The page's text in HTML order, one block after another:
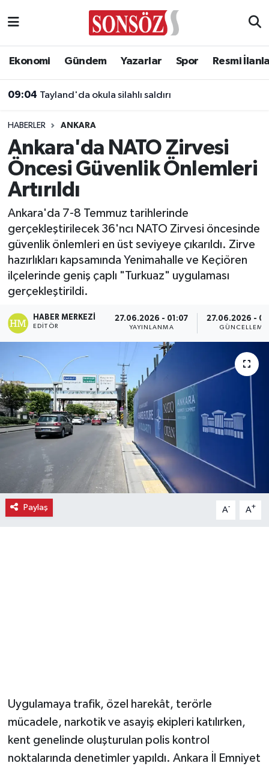
Ekonomi Gündem Yazarlar Spor Resmi
09:04 Tayland'da okula silahlı saldırı
HABERLER ANKARA
Ankara'da NATO Zirvesi
Öncesi Güvenlik Önlemleri
Artırıldı
Ankara'da 7-8 Temmuz tarihlerinde
gerçekleştirilecek 36'ncı NATO Zirvesi öncesinde
güvenlik önlemleri en üst seviyeye çıkarıldı. Zirve
hazırlıkları kapsamında Yenimahalle ve Keçiören
ilçelerinde geniş çaplı "Turkuaz" uygulaması
gerçekleştirildi.
HABER MERKEZI
EDITÖR
27.06.2026 - 01:07
YAYINLANMA
27.06.2026 -
GÜNCELLEME
Paylaş A- A+
Uygulamaya trafik, özel harekât, terörle
mücadele, narkotik ve asayiş ekipleri katılırken,
kent genelinde oluşturulan polis kontrol
noktalarında denetimler yapıldı. Ankara İl Emniyet
Asayiş
Biyografi
Çevre
Diğer
Dünya
Eğitim
Ekonomi
Eleman
Gündem
Gurme
İlçe Haberleri
Keşfet
Sokak Hayvanlarını Sahiplendirme
Ankara Nöbetçi Eczaneler
Ankara Trafik Yoğunluk Haritası
Süper Lig Puan Durumu ve Fikstür
Tüm Manşetler
Son Dakika Haberleri
Haber Arşivi